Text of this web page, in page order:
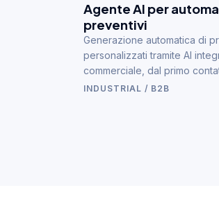
Agente AI per
preventivi
Generazione automatica di
personalizzati tramite AI
commerciale, dal primo
INDUSTRIAL / B2B